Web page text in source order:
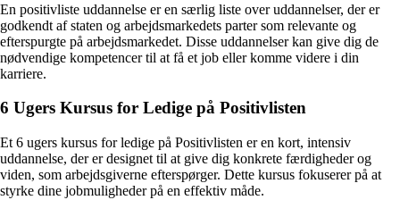
En positivliste uddannelse er en særlig liste over uddannelser, der er
godkendt af staten og arbejdsmarkedets parter som relevante og
efterspurgte på arbejdsmarkedet. Disse uddannelser kan give dig de
nødvendige kompetencer til at få et job eller komme videre i din
karriere.
6 Ugers Kursus for Ledige på Positivlisten
Et 6 ugers kursus for ledige på Positivlisten er en kort, intensiv
uddannelse, der er designet til at give dig konkrete færdigheder og
viden, som arbejdsgiverne efterspørger. Dette kursus fokuserer på at
styrke dine jobmuligheder på en effektiv måde.